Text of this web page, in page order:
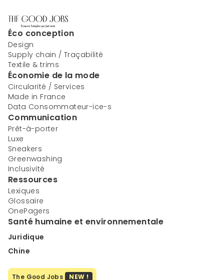
Éco conception
Design
Supply chain / Traçabilité
Textile & trims
Économie de la mode
Circularité / Services
Made in France
Data Consommateur-ice-s
Communication
Prêt-à-porter
Luxe
Sneakers
Greenwashing
Inclusivité
Ressources
Lexiques
Glossaire
OnePagers
Santé humaine et environnementale
Juridique
Chine
The Good Jobs NEW !